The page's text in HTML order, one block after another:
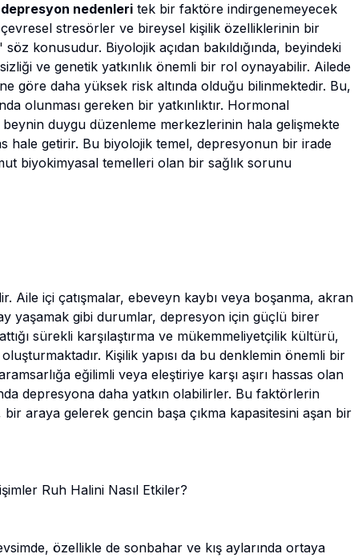
nedenleri tek bir faktöre indirgenemeyecek
çevresel stresörler ve bireysel kişilik özelliklerinin bir
konusudur. Biyolojik açıdan bakıldığında, beyindeki
ve genetik yatkınlık önemli bir rol oynayabilir. Ailede
göre daha yüksek risk altında olduğu bilinmektedir. Bu,
olunması gereken bir yatkınlıktır. Hormonal
duygu düzenleme merkezlerinin hala gelişmekte
hale getirir. Bu biyolojik temel, depresyonun bir irade
biyokimyasal temelleri olan bir sağlık sorunu
Aile içi çatışmalar, ebeveyn kaybı veya boşanma, akran
yaşamak gibi durumlar, depresyon için güçlü birer
sürekli karşılaştırma ve mükemmeliyetçilik kültürü,
Kişilik yapısı da bu denklemin önemli bir
eğilimli veya eleştiriye karşı aşırı hassas olan
depresyona daha yatkın olabilirler. Bu faktörlerin
araya gelerek gencin başa çıkma kapasitesini aşan bir
Ruh Halini Nasıl Etkiler?
özellikle de sonbahar ve kış aylarında ortaya